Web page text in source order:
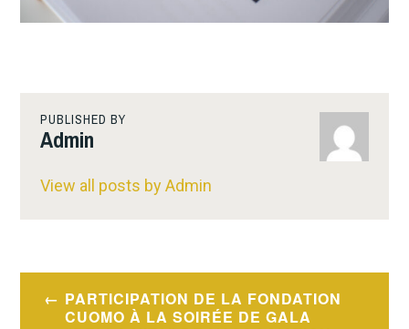
PUBLISHED BY
Admin
View all posts by Admin
Post PARTICIPATION DE LA FONDATION
CUOMO À LA SOIRÉE DE GALA